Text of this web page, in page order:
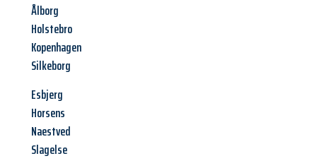
Ålborg
Holstebro
Kopenhagen
Silkeborg
Esbjerg
Horsens
Naestved
Slagelse